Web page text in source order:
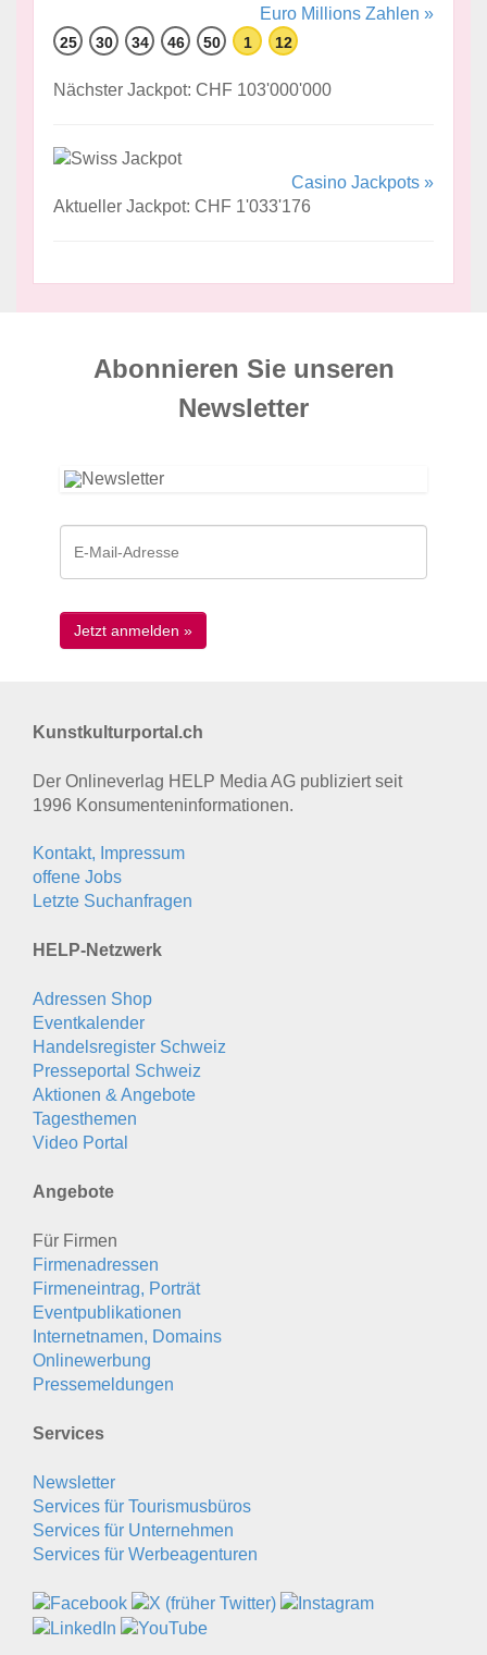
Euro Millions Zahlen »
25 30 34 46 50 1 12
Nächster Jackpot: CHF 103'000'000
Casino Jackpots »
Aktueller Jackpot: CHF 1'033'176
Abonnieren Sie unseren
News­letter
Kunstkulturportal.ch
Der Onlineverlag HELP Media AG publiziert seit
1996 Konsumenten­informationen.
Kontakt, Impressum
offene Jobs
Letzte Suchanfragen
HELP-Netzwerk
Adressen Shop
Eventkalender
Handelsregister Schweiz
Presseportal Schweiz
Aktionen & Angebote
Tagesthemen
Video Portal
Angebote
Für Firmen
Firmenadressen
Firmeneintrag, Porträt
Eventpublikationen
Internetnamen, Domains
Onlinewerbung
Pressemeldungen
Services
Newsletter
Services für Tourismusbüros
Services für Unternehmen
Services für Werbeagenturen